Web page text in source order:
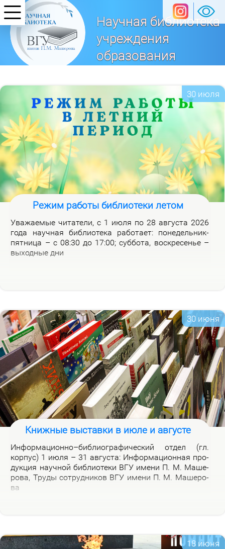
Научная библиотека
учреждения
образования
государственный университет
имени П. М. Машерова»
30 июля
Режим работы библиотеки летом
Ува­жа­е­мые чи­та­те­ли, с 1 июля по 28 ав­гу­ста 2026
го­да на­уч­ная биб­лио­те­ка ра­бо­та­ет: по­не­дель­ник-
пят­ни­ца – с 08:30 до 17:00; суб­бо­та, вос­кре­се­нье –
вы­ход­ные дни
30 июня
Книжные выставки в июле и августе
Ин­фор­ма­ци­он­но–биб­лио­гра­фи­че­ский от­дел (гл.
кор­пус) 1 июля – 31 ав­гу­ста: Ин­фор­ма­ци­он­ная про­
дук­ция на­уч­ной биб­лио­те­ки ВГУ име­ни П. М. Ма­ше­
ро­ва, Тру­ды со­труд­ни­ков ВГУ име­ни П. М. Ма­ше­ро­
ва
18 июня